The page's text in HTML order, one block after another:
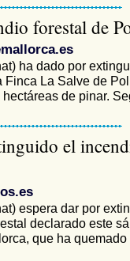
forestal de
ha dado por
Finca La Salve de
de pinar.
el
espera dar por
declarado este
que ha